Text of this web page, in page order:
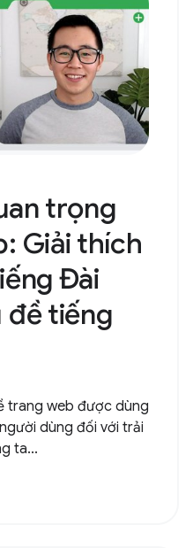
trọng
Giải thích
Đài
đề tiếng
trang web được dùng
dùng đối với trải
ta...